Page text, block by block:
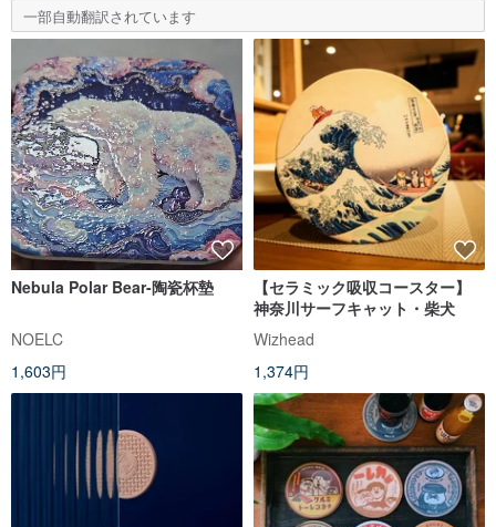
一部自動翻訳されています
Nebula Polar Bear-陶瓷杯墊
NOELC
1,603円
【セラミック吸収コースター】
神奈川サーフキャット・柴犬
Wizhead
1,374円